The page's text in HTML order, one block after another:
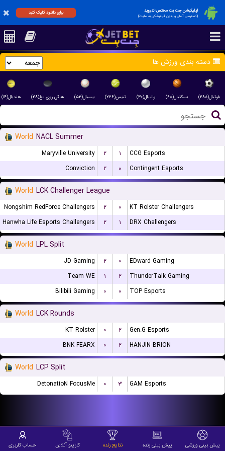
اپلیکیشن جت بت مختص اندروید
(دسترسی آسان و بدون فیلترشکن به سایت)
برای دانلود کلیک کنید
دسته بندی ورزش ها
فوتبال(۲۸۸) بسکتبال(۶۸) والیبال(۳۰) تنیس(۲۲۶) بیسبال(۵۳) هاکی روی یخ(۲۸) هندبال(۱۴)
World NACL Summer
Maryville University ۲ ۱
CCG Esports
Conviction
۲ ۰ Contingent Esports
World LCK Challenger League
Nongshim RedForce Challengers ۲ ۰
KT Rolster Challengers
Hanwha Life Esports Challengers
۲ ۱ DRX Challengers
World LPL Split
JD Gaming ۲ ۰
EDward Gaming
Team WE
۱ ۲
ThunderTalk Gaming
Bilibili Gaming
۰ ۰ TOP Esports
World LCK Rounds
KT Rolster ۰ ۲
Gen.G Esports
BNK FEARX
۰ ۲ HANJIN BRION
World LCP Split
DetonatioN FocusMe ۰ ۳ GAM Esports
پیش بینی ورزشی پیش بینی زنده نتایج زنده کازینو آنلاین حساب کاربری